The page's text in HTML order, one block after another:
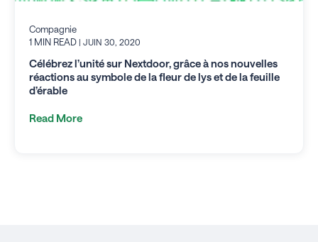
Compagnie
1 MIN READ | JUIN 30, 2020
Célébrez l’unité sur Nextdoor, grâce à nos nouvelles
réactions au symbole de la fleur de lys et de la feuille
d’érable
Read More